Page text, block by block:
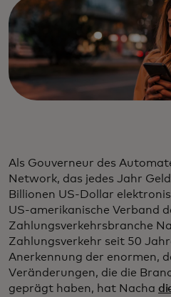
Als Gouverneur des
Network, das jedes Jahr
Billionen US-Dollar
US-amerikanische Verband
Zahlungsverkehrsbranche
Zahlungsverkehr seit 50
Anerkennung der enormen,
Veränderungen, die die
geprägt haben, hat Nacha